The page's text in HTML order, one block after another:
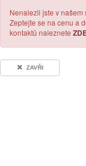
Nenalezli jste v našem
Zeptejte se na cenu a
kontaktů naleznete
ZAVŘI